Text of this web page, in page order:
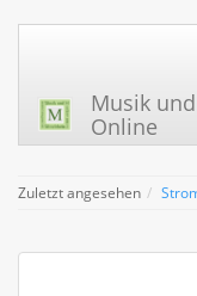
Musik
Online
Zuletzt angesehen